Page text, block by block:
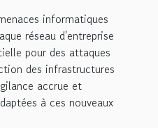
informatiques
réseau d'entreprise
pour des attaques
des infrastructures
accrue et
à ces nouveaux